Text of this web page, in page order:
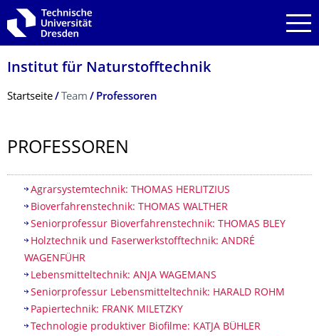
Zur Hauptnavigation springen
Zur Suche springen
Zum Inhalt springen
Institut für Naturstofftechnik
Breadcrumb-Menü
Startseite Team Professoren
PROFESSOREN
Inhaltsverzeichnis
Agrarsystemtechnik: THOMAS HERLITZIUS
Bioverfahrenstechnik: THOMAS WALTHER
Seniorprofessur Bioverfahrenstechnik: THOMAS BLEY
Holztechnik und Faserwerkstofftechnik: ANDRÉ
WAGENFÜHR
Lebensmitteltechnik: ANJA WAGEMANS
Seniorprofessur Lebensmitteltechnik: HARALD ROHM
Papiertechnik: FRANK MILETZKY
Technologie produktiver Biofilme: KATJA BÜHLER